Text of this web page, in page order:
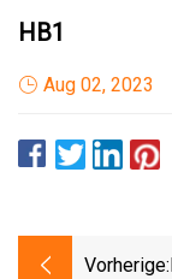
HB1
Aug 02, 2023
Vorherige: